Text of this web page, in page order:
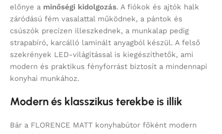
előnye a minőségi kidolgozás. A fiókok és ajtók halk
záródású fém vasalattal működnek, a pántok és
csúszók precízen illeszkednek, a munkalap pedig
strapabíró, karcálló laminált anyagból készül. A felső
szekrények LED-világítással is kiegészíthetők, ami
modern és praktikus fényforrást biztosít a mindennapi
konyhai munkához.
Modern és klasszikus terekbe is illik
Bár a FLORENCE MATT konyhabútor főként modern